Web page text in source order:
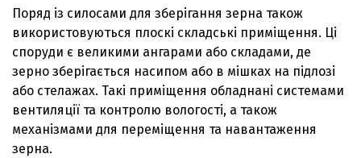
Поряд із силосами для зберігання зерна також
використовуються плоскі складські приміщення. Ці
споруди є великими ангарами або складами, де
зерно зберігається насипом або в мішках на підлозі
або стелажах. Такі приміщення обладнані системами
вентиляції та контролю вологості, а також
механізмами для переміщення та навантаження
зерна.